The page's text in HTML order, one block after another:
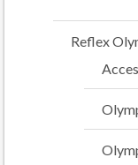
Reflex